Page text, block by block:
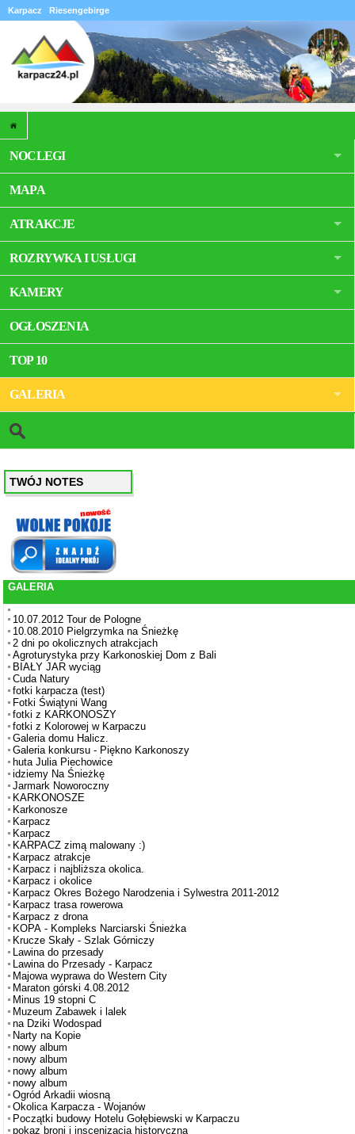
Karpacz Riesengebirge
NOCLEGI
MAPA
ATRAKCJE
ROZRYWKA I USŁUGI
KAMERY
OGŁOSZENIA
TOP 10
GALERIA
TWÓJ NOTES
GALERIA
10.07.2012 Tour de Pologne
10.08.2010 Pielgrzymka na Śnieżkę
2 dni po okolicznych atrakcjach
Agroturystyka przy Karkonoskiej Dom z Bali
BIAŁY JAR wyciąg
Cuda Natury
fotki karpacza (test)
Fotki Świątyni Wang
fotki z KARKONOSZY
fotki z Kolorowej w Karpaczu
Galeria domu Halicz.
Galeria konkursu - Piękno Karkonoszy
huta Julia Piechowice
idziemy Na Śnieżkę
Jarmark Noworoczny
KARKONOSZE
Karkonosze
Karpacz
Karpacz
KARPACZ zimą malowany :)
Karpacz atrakcje
Karpacz i najbliższa okolica.
Karpacz i okolice
Karpacz Okres Bożego Narodzenia i Sylwestra 2011-2012
Karpacz trasa rowerowa
Karpacz z drona
KOPA - Kompleks Narciarski Śnieżka
Krucze Skały - Szlak Górniczy
Lawina do przesady
Lawina do Przesady - Karpacz
Majowa wyprawa do Western City
Maraton górski 4.08.2012
Minus 19 stopni C
Muzeum Zabawek i lalek
na Dziki Wodospad
Narty na Kopie
nowy album
nowy album
nowy album
nowy album
Ogród Arkadii wiosną
Okolica Karpacza - Wojanów
Początki budowy Hotelu Gołębiewski w Karpaczu
pokaz broni i inscenizacja historyczna